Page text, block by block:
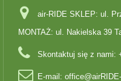
air-RIDE SKLEP: ul.
MONTAŻ: ul. Nakielska 39
Skontaktuj się z nami:
E-mail: